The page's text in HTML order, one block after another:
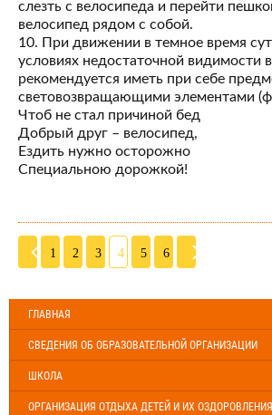
слезть с велосипеда и перейти
велосипед рядом с собой.
10. При движении в темное время
условиях недостаточной видимости
рекомендуется иметь при себе
световозвращающими элементами
Чтоб не стал причиной бед
Добрый друг – велосипед,
Ездить нужно осторожно
Специальною дорожкой!
1 2 3 4 5 6
ГЛАВНАЯ
СВЕДЕНИЯ ОБ ОБРАЗОВАТЕЛЬНОЙ ОРГАНИЗАЦИИ
ШКОЛА
ОРГАНИЗАЦИЯ ОТДЫХА ДЕТЕЙ И ИХ ОЗДОРОВЛЕНИЯ